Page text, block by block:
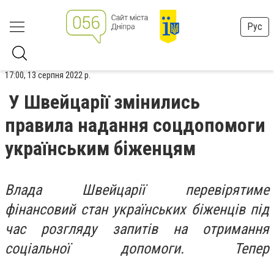
Рус
17:00, 13 серпня 2022 р.
У Швейцарії змінились
правила надання соцдопомоги
українським біженцям
Влада Швейцарії перевірятиме
фінансовий стан українських біженців під
час розгляду запитів на отримання
соціальної допомоги. Тепер